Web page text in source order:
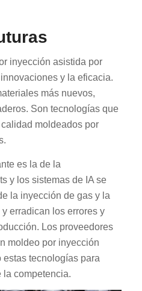
inyección asistida por
y la eficacia.
más nuevos,
Son tecnologías que
moldeados por
es la de la
y los sistemas de IA se
la inyección de gas y la
erradican los errores y
Los proveedores
moldeo por inyección
tecnologías para
la competencia.